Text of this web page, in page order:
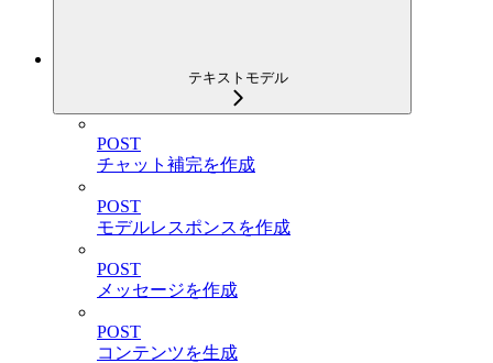
テキストモデル
POST
チャット補完を作成
POST
モデルレスポンスを作成
POST
メッセージを作成
POST
コンテンツを生成